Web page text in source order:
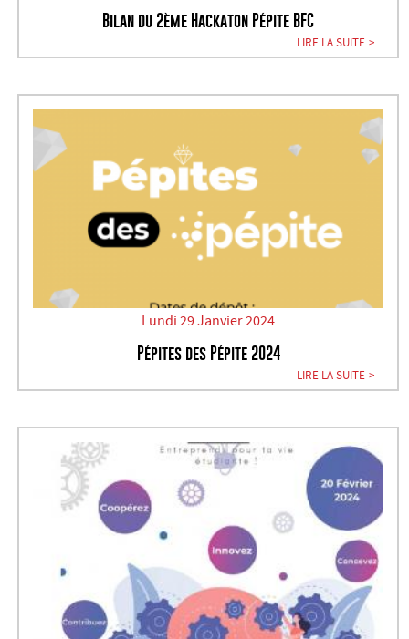
Bilan du 2ème Hackaton Pépite BFC
LIRE LA SUITE
Lundi 29 Janvier 2024
Pépites des Pépite 2024
LIRE LA SUITE